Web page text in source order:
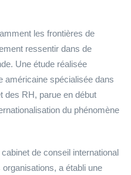
les frontières de
ressentir dans de
Une étude réalisée
américaine spécialisée dans
des RH, parue en début
du phénomène
cabinet de conseil international
a établi une